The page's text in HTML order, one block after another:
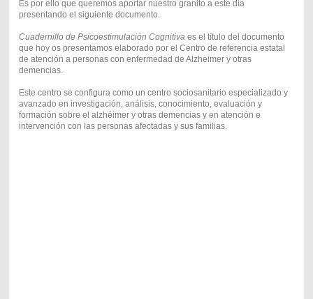
Es por ello que queremos aportar nuestro granito a este día
presentando el siguiente documento.
Cuadernillo de Psicoestimulación Cognitiva es el título del documento
que hoy os presentamos elaborado por el Centro de referencia estatal
de atención a personas con enfermedad de Alzheimer y otras
demencias.
Este centro se configura como un centro sociosanitario especializado y
avanzado en investigación, análisis, conocimiento, evaluación y
formación sobre el alzhéimer y otras demencias y en atención e
intervención con las personas afectadas y sus familias.